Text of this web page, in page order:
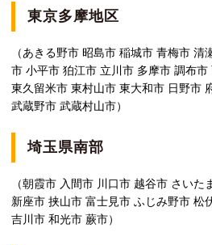
東京多摩地区
（あきる野市 昭島市 稲城市 青梅市
市 小平市 狛江市 立川市 多摩市 調布
東久留米市 東村山市 東大和市 日野市
武蔵野市 武蔵村山市）
埼玉県南部
（朝霞市 入間市 川口市 越谷市 さい
新座市 挟山市 富士見市 ふじみ野市 松
吉川市 和光市 蕨市）